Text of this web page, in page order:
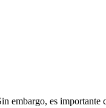
embargo, es importante